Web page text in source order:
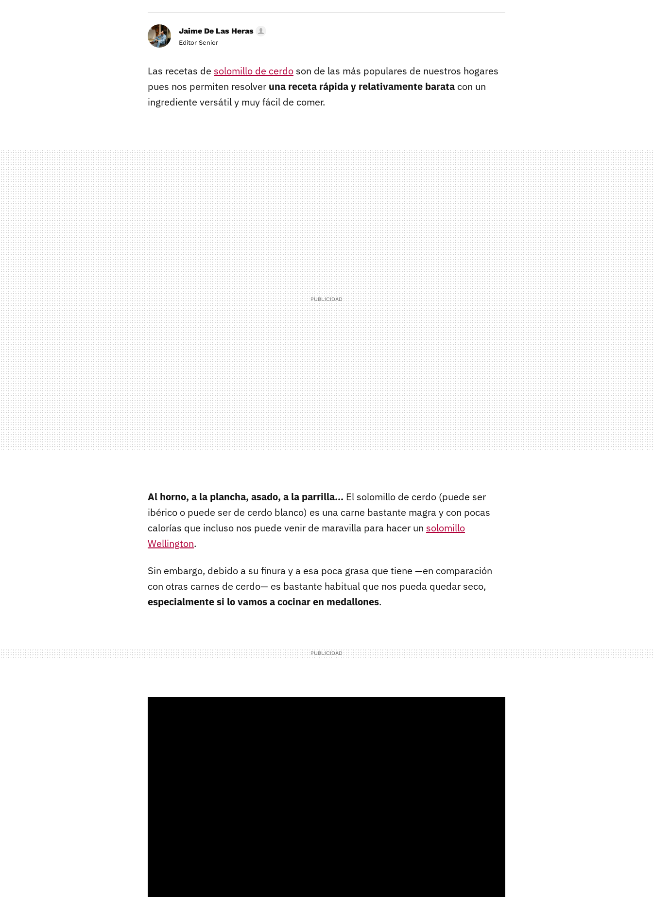
Jaime De Las Heras
Editor Senior
Las recetas de solomillo de cerdo son de las más populares de nuestros hogares
pues nos permiten resolver una receta rápida y relativamente barata con un
ingrediente versátil y muy fácil de comer.
Al horno, a la plancha, asado, a la parrilla... El solomillo de cerdo (puede ser
ibérico o puede ser de cerdo blanco) es una carne bastante magra y con pocas
calorías que incluso nos puede venir de maravilla para hacer un solomillo
Wellington.
Sin embargo, debido a su finura y a esa poca grasa que tiene —en comparación
con otras carnes de cerdo— es bastante habitual que nos pueda quedar seco,
especialmente si lo vamos a cocinar en medallones.